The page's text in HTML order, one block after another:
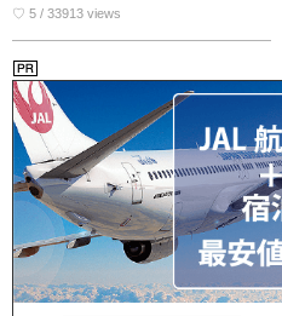
♡ 5 / 33913 views